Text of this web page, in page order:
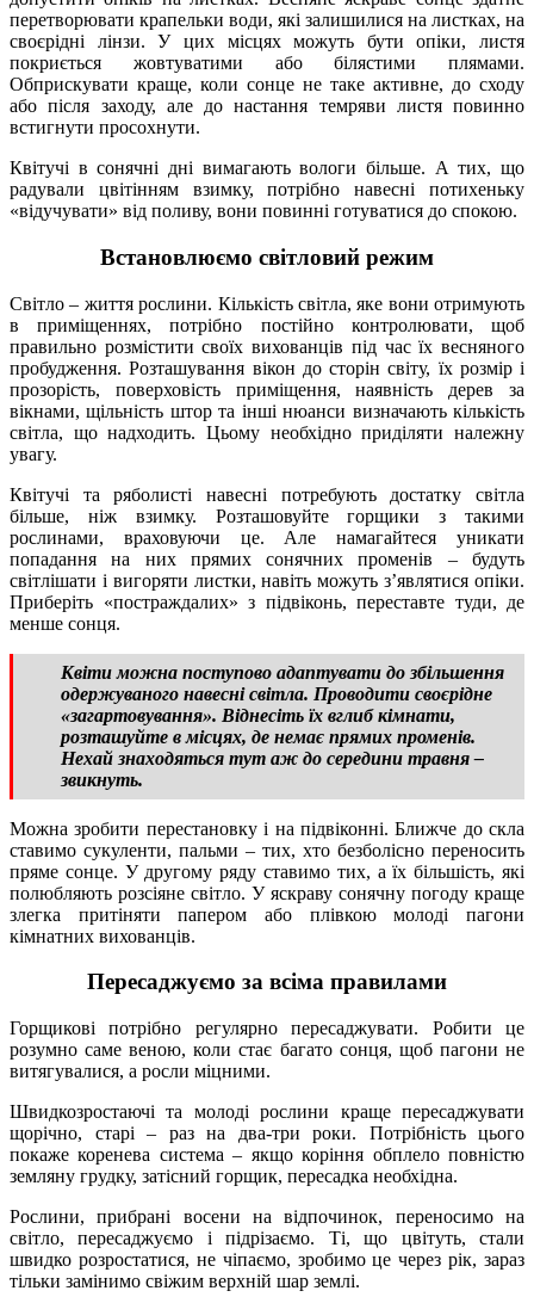
перетворювати крапельки води, які залишилися на листках, на
своєрідні лінзи. У цих місцях можуть бути опіки, листя
покриється жовтуватими або білястими плямами.
Обприскувати краще, коли сонце не таке активне, до сходу
або після заходу, але до настання темряви листя повинно
встигнути просохнути.
Квітучі в сонячні дні вимагають вологи більше. А тих, що
радували цвітінням взимку, потрібно навесні потихеньку
«відучувати» від поливу, вони повинні готуватися до спокою.
Встановлюємо світловий режим
Світло – життя рослини. Кількість світла, яке вони отримують
в приміщеннях, потрібно постійно контролювати, щоб
правильно розмістити своїх вихованців під час їх весняного
пробудження. Розташування вікон до сторін світу, їх розмір і
прозорість, поверховість приміщення, наявність дерев за
вікнами, щільність штор та інші нюанси визначають кількість
світла, що надходить. Цьому необхідно приділяти належну
увагу.
Квітучі та ряболисті навесні потребують достатку світла
більше, ніж взимку. Розташовуйте горщики з такими
рослинами, враховуючи це. Але намагайтеся уникати
попадання на них прямих сонячних променів – будуть
світлішати і вигоряти листки, навіть можуть з’являтися опіки.
Приберіть «постраждалих» з підвіконь, переставте туди, де
менше сонця.
Квіти можна поступово адаптувати до збільшення
одержуваного навесні світла. Проводити своєрідне
«загартовування». Віднесіть їх вглиб кімнати,
розташуйте в місцях, де немає прямих променів.
Нехай знаходяться тут аж до середини травня –
звикнуть.
Можна зробити перестановку і на підвіконні. Ближче до скла
ставимо сукуленти, пальми – тих, хто безболісно переносить
пряме сонце. У другому ряду ставимо тих, а їх більшість, які
полюбляють розсіяне світло. У яскраву сонячну погоду краще
злегка притіняти папером або плівкою молоді пагони
кімнатних вихованців.
Пересаджуємо за всіма правилами
Горщикові потрібно регулярно пересаджувати. Робити це
розумно саме веною, коли стає багато сонця, щоб пагони не
витягувалися, а росли міцними.
Швидкозростаючі та молоді рослини краще пересаджувати
щорічно, старі – раз на два-три роки. Потрібність цього
покаже коренева система – якщо коріння обплело повністю
земляну грудку, затісний горщик, пересадка необхідна.
Рослини, прибрані восени на відпочинок, переносимо на
світло, пересаджуємо і підрізаємо. Ті, що цвітуть, стали
швидко розростатися, не чіпаємо, зробимо це через рік, зараз
тільки замінимо свіжим верхній шар землі.